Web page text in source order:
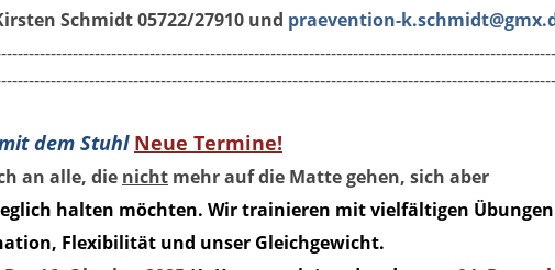
Schmidt 05722/27910 und praevention-
dem Stuhl Neue Termine!
an alle, die nicht mehr auf die Matte gehen, sich aber
halten möchten. Wir trainieren mit vielfältigen Übungen
Flexibilität und unser Gleichgewicht.